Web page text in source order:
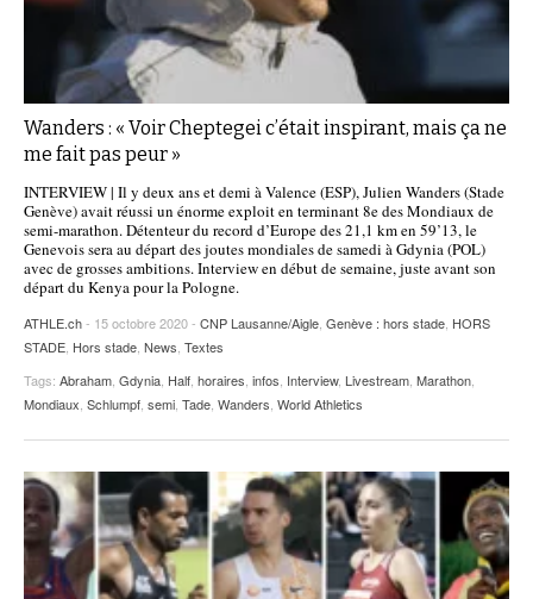
Wanders : « Voir Cheptegei c’était inspirant, mais ça ne
me fait pas peur »
INTERVIEW | Il y deux ans et demi à Valence (ESP), Julien Wanders (Stade
Genève) avait réussi un énorme exploit en terminant 8e des Mondiaux de
semi-marathon. Détenteur du record d’Europe des 21,1 km en 59’13, le
Genevois sera au départ des joutes mondiales de samedi à Gdynia (POL)
avec de grosses ambitions. Interview en début de semaine, juste avant son
départ du Kenya pour la Pologne.
ATHLE.ch- 15 octobre 2020 - CNP Lausanne/Aigle Genève : hors stade HORS
STADE Hors stade News Textes
Tags: Abraham Gdynia Half horaires infos Interview, Livestream Marathon
Mondiaux Schlumpf semi Tade Wanders World Athletics